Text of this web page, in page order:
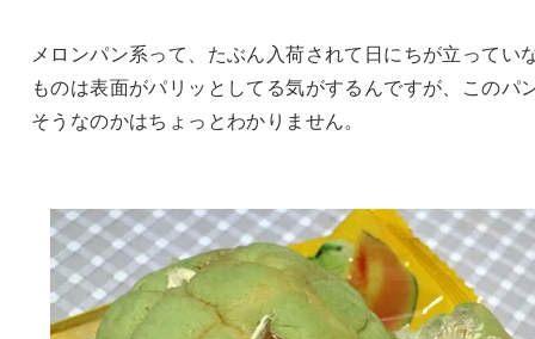
メロンパン系って、たぶん入荷されて日にちが立ってい
ものは表面がパリッとしてる気がするんですが、このパ
そうなのかはちょっとわかりません。